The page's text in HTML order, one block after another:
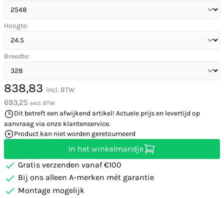
Hoogte:
Breedte:
838,83 incl. BTW
693,25 excl. BTW
Dit betreft een afwijkend artikel! Actuele prijs en levertijd op
aanvraag via onze klantenservice.
Product kan niet worden geretourneerd
In het winkelmandje
Gratis verzenden vanaf €100
Bij ons alleen A-merken mét garantie
Montage mogelijk